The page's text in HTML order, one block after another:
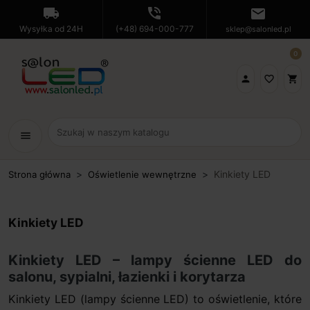
local_shipping
Wysyłka od 24H
phone_in_talk
(+48) 694-000-777
mail
sklep@salonled.pl
 favorite_border shopping_cart
0
menu
Strona główna Oświetlenie wewnętrzne Kinkiety LED
Kinkiety LED
Kinkiety LED – lampy ścienne LED do
salonu, sypialni, łazienki i korytarza
Kinkiety LED (lampy ścienne LED) to oświetlenie, które